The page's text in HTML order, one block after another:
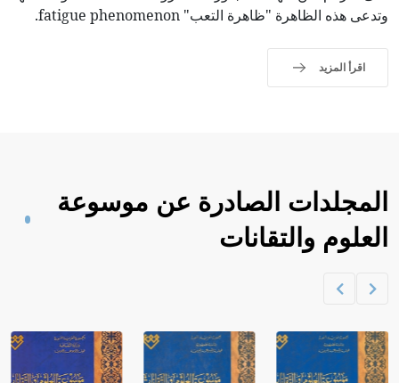
وتدعى هذه الظاهرة "ظاهرة التعب" fatigue phenomenon.
اقرأ المزيد
المجلدات الصادرة عن موسوعة
العلوم والتقانات